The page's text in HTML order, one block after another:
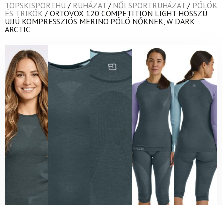
TOPSKISPORT.HU / RUHÁZAT / NŐI SPORTRUHÁZAT / PÓLÓK
ÉS TRIKÓK / ORTOVOX 120 COMPETITION LIGHT HOSSZÚ
UJJÚ KOMPRESSZIÓS MERINO PÓLÓ NŐKNEK, W DARK
ARCTIC